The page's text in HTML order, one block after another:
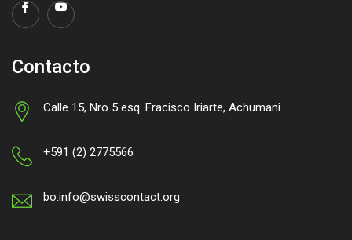
Contacto
Calle 15, Nro 5 esq. Fracisco Iriarte, Achumani
+591 (2) 2775566
bo.info@swisscontact.org